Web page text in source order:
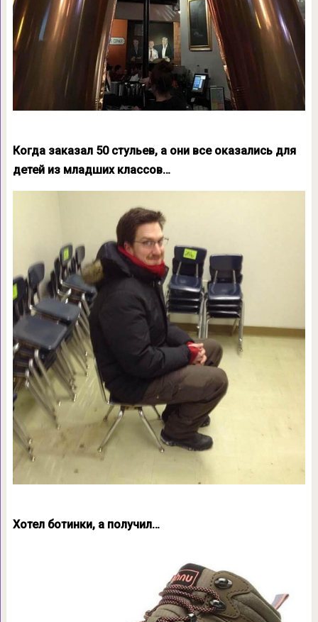
Когда заказал 50 стульев, а они все оказались для
детей из младших классов…
Хотел ботинки, а получил…